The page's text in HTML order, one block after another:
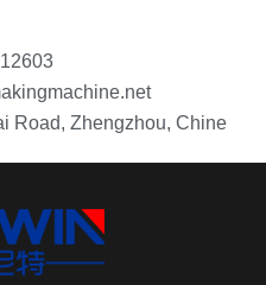
Road, Zhengzhou, Chine